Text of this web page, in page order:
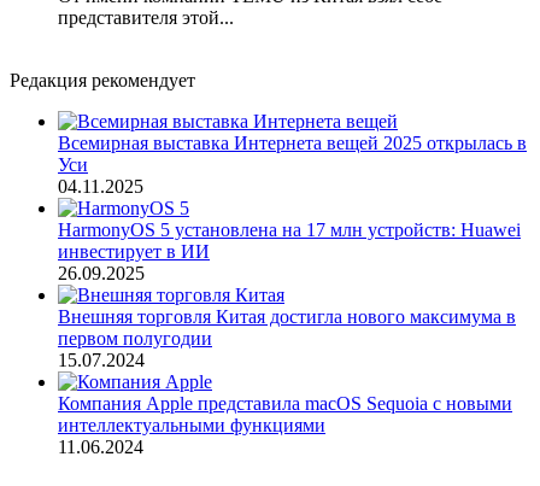
представителя этой...
Редакция рекомендует
Всемирная выставка Интернета вещей 2025 открылась в
Уси
04.11.2025
HarmonyOS 5 установлена на 17 млн устройств: Huawei
инвестирует в ИИ
26.09.2025
Внешняя торговля Китая достигла нового максимума в
первом полугодии
15.07.2024
Компания Apple представила macOS Sequoia с новыми
интеллектуальными функциями
11.06.2024